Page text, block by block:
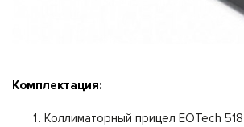
Комплектация:
Коллиматорный прицел EOTech